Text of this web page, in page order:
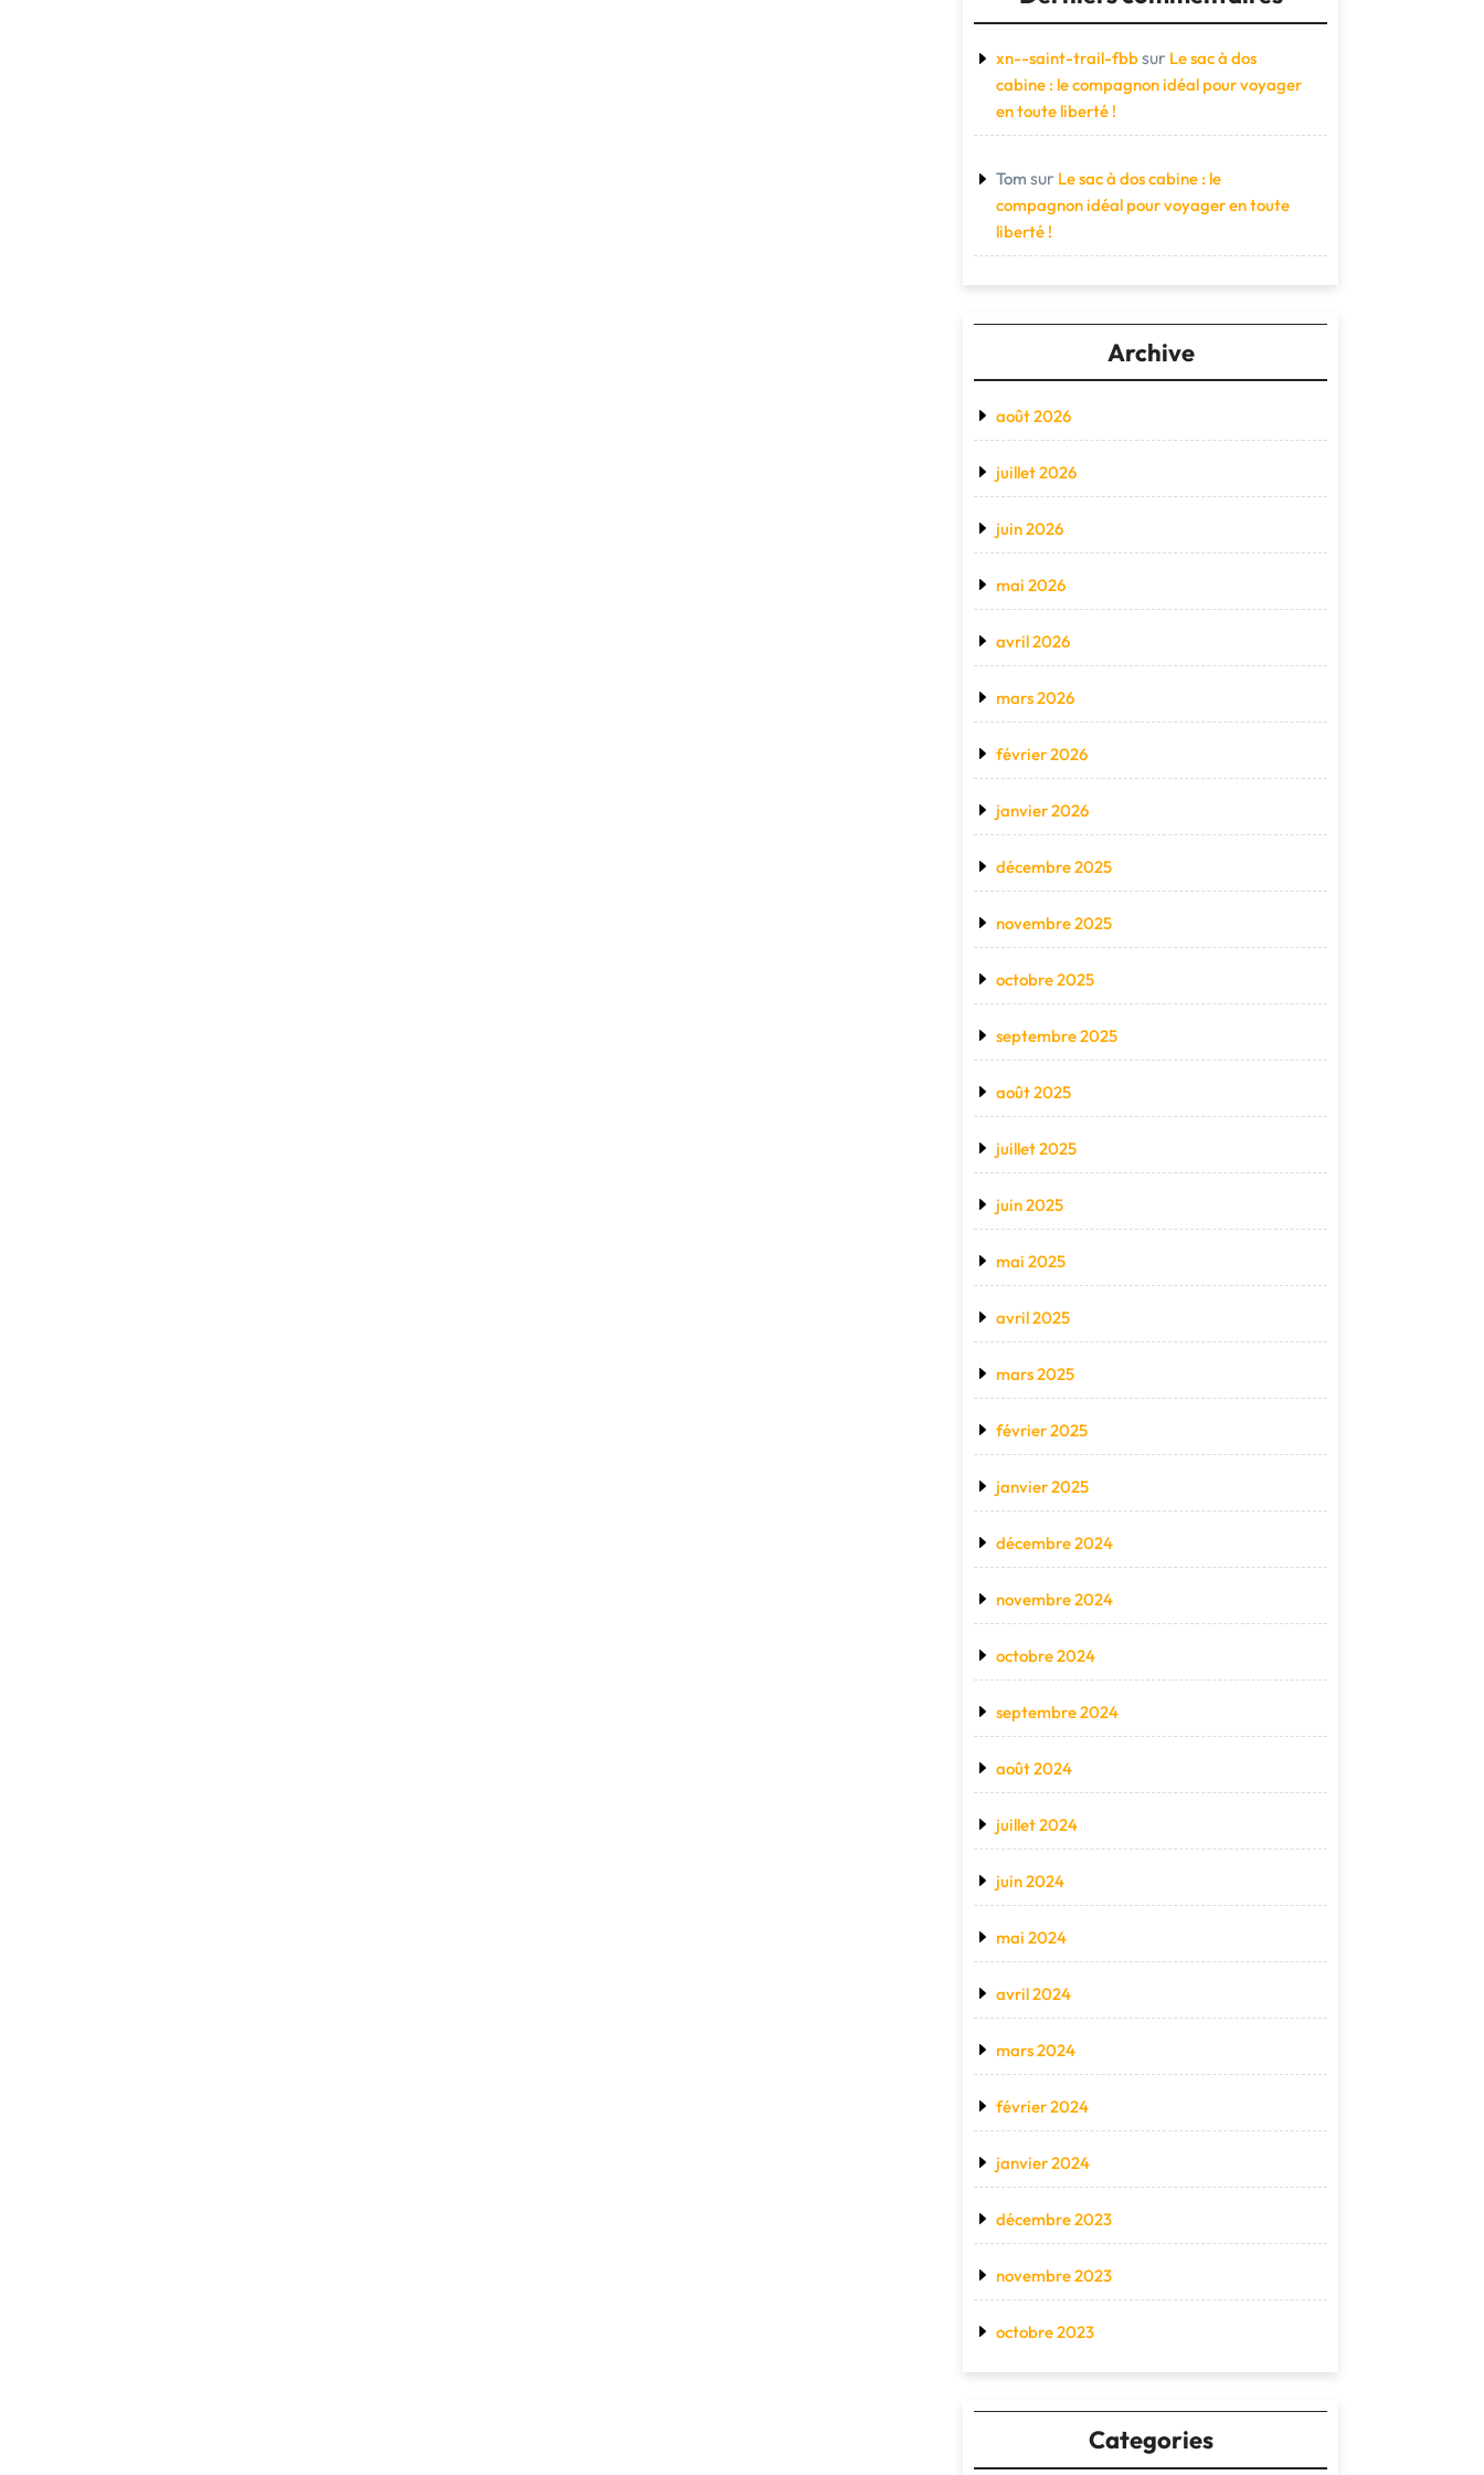
xn--saint-trail-fbbsur Le sac à dos
cabine : le compagnon idéal pour voyager
en toute liberté !
Tom sur Le sac à dos cabine : le
compagnon idéal pour voyager en toute
liberté !
Archive
août 2026
juillet 2026
juin 2026
mai 2026
avril 2026
mars 2026
février 2026
janvier 2026
décembre 2025
novembre 2025
octobre 2025
septembre 2025
août 2025
juillet 2025
juin 2025
mai 2025
avril 2025
mars 2025
février 2025
janvier 2025
décembre 2024
novembre 2024
octobre 2024
septembre 2024
août 2024
juillet 2024
juin 2024
mai 2024
avril 2024
mars 2024
février 2024
janvier 2024
décembre 2023
novembre 2023
octobre 2023
Categories